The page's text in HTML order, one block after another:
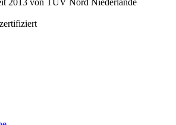
2013 von TÜV Nord Niederlande